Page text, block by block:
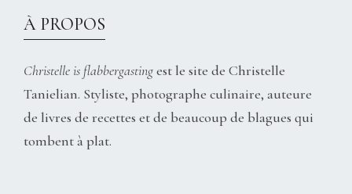
À PROPOS
Christelle is flabbergastingest le site de Christelle
Tanielian. Styliste, photographe culinaire, auteure
de livres de recettes et de beaucoup de blagues qui
tombent à plat.